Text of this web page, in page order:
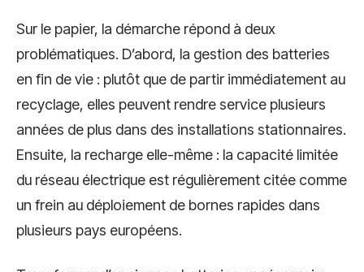
Sur le papier, la démarche répond à deux
problématiques. D’abord, la gestion des batteries
en fin de vie : plutôt que de partir immédiatement au
recyclage, elles peuvent rendre service plusieurs
années de plus dans des installations stationnaires.
Ensuite, la recharge elle-même : la capacité limitée
du réseau électrique est régulièrement citée comme
un frein au déploiement de bornes rapides dans
plusieurs pays européens.